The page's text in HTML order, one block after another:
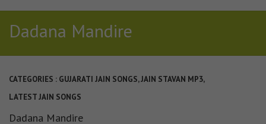
Dadana Mandire
CATEGORIES : GUJARATI JAIN SONGS,JAIN STAVAN MP3,
LATEST JAIN SONGS
Dadana Mandire